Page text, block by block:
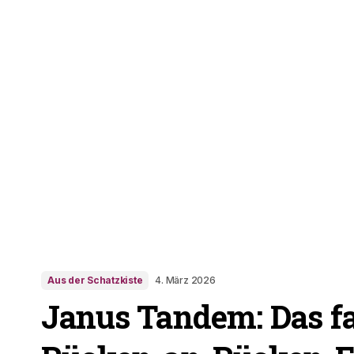
Aus der Schatzkiste 4. März 2026
Janus Tandem: Das